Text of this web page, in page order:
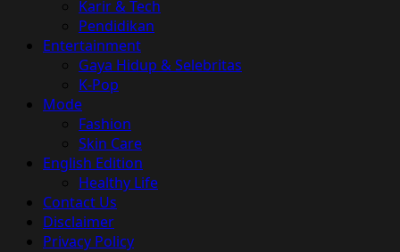
Karir & Tech
Pendidikan
Entertainment
Gaya Hidup & Selebritas
K-Pop
Mode
Fashion
Skin Care
English Edition
Healthy Life
Contact Us
Disclaimer
Privacy Policy